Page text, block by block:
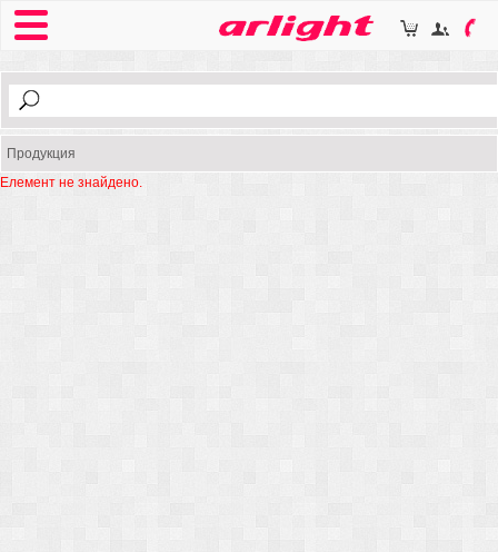
Продукция
Елемент не знайдено.